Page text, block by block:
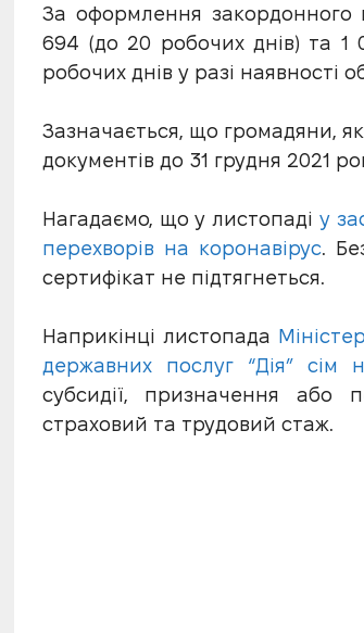
За оформлення закордонного
694 (до 20 робочих днів) та 1
робочих днів у разі наявності
Зазначається, що громадяни,
документів до 31 грудня 2021
Нагадаємо, що у листопадіу
перехворів на коронавірус.
сертифікат не підтягнеться.
Наприкінці листопада
державних послуг “Дія” сім
субсидії, призначення або
страховий та трудовий стаж.